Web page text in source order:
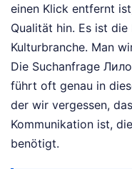
einen Klick entfernt
Qualität hin. Es ist
Kulturbranche. Man
Die Suchanfrage
führt oft genau in
der wir vergessen,
Kommunikation ist,
benötigt.